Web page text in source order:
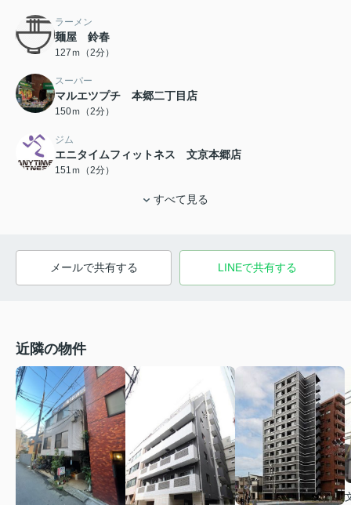
ラーメン
麺屋 鈴春
127ｍ（2分）
スーパー
マルエツプチ 本郷二丁目店
150ｍ（2分）
ジム
エニタイムフィットネス 文京本郷店
151ｍ（2分）
すべて見る
メールで共有する LINEで共有する
近隣の物件